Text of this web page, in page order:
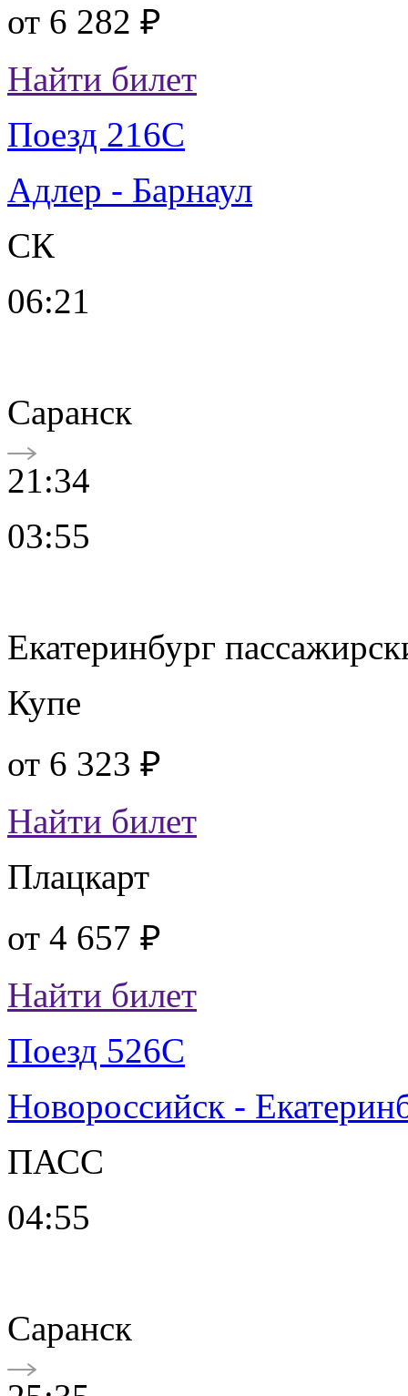
от 6 282 ₽
Найти билет
Поезд 216С
Адлер - Барнаул
СК
06:21
Саранск
21:34
03:55
Екатеринбург
Купе
от 6 323 ₽
Найти билет
Плацкарт
от 4 657 ₽
Найти билет
Поезд 526С
Новороссийск -
ПАСС
04:55
Саранск